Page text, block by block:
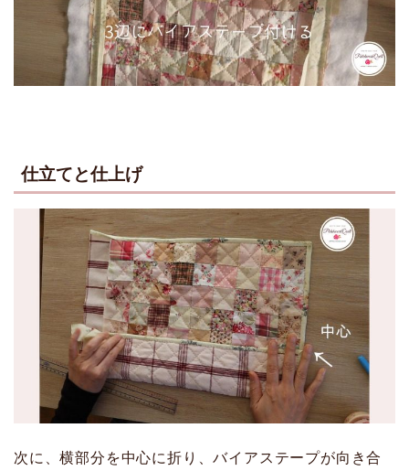
仕立てと仕上げ
次に、横部分を中心に折り、バイアステープが向き合